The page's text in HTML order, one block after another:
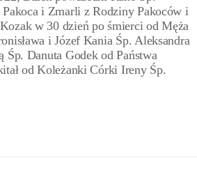
i Zmarli z Rodziny Pakoców i
w 30 dzień po śmierci od Męża
i Józef Kania Śp. Aleksandra
Śp. Danuta Godek od Państwa
od Koleżanki Córki Ireny Śp.